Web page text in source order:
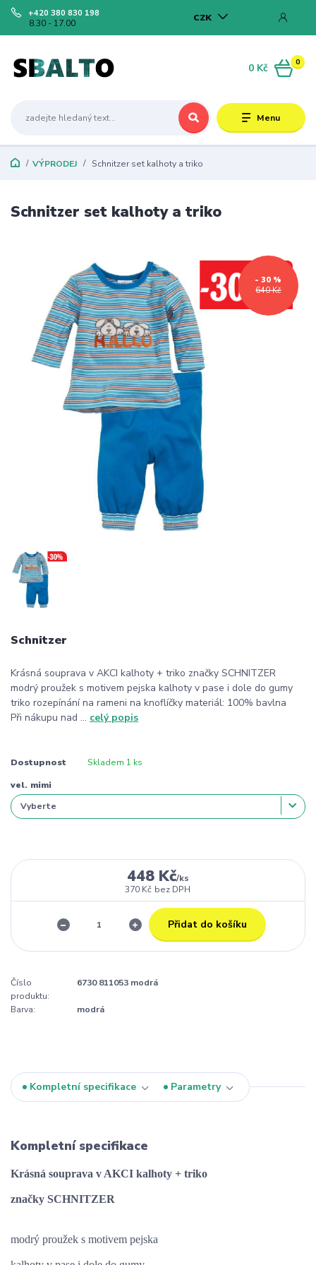
Menu
CZK
+420 380 830 198
8.30 - 17.00
0
0 Kč
VÝPRODEJ Schnitzer set kalhoty a triko
Schnitzer set kalhoty a triko
640 Kč
- 30 %
Schnitzer
Krásná souprava v AKCI kalhoty + triko značky SCHNITZER
modrý proužek s motivem pejska kalhoty v pase i dole do gumy
triko rozepínání na rameni na knoflíčky materiál: 100% bavlna
Při nákupu nad ... celý popis
Dostupnost Skladem 1 ks
vel. mimi
448 Kč/ks
370 Kč bez DPH
Přidat do košíku
Číslo
produktu:
6730 811053 modrá
Barva: modrá
Kompletní specifikace Parametry
Kompletní specifikace
Krásná souprava v AKCI kalhoty + triko
značky SCHNITZER
modrý proužek s motivem pejska